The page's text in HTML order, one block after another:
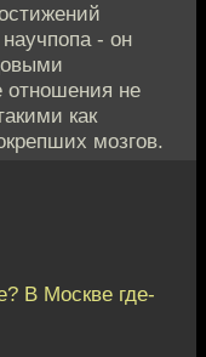
- он
отношения не
как
мозгов.
В Москве где-